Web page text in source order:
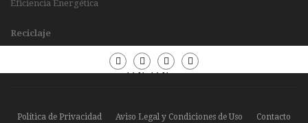
Eficiencia Energética
Reciclaje
Periódico
Periódico
Política de Privacidad Aviso Legal y Condiciones de Uso
Contacto